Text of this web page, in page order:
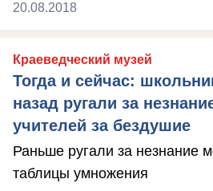
20.08.2018
Краеведческий музей
Тогда и сейчас:
назад ругали за
учителей за бездушие
Раньше ругали за незнание
таблицы умножения